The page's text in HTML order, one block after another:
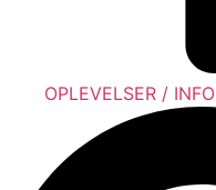
OPLEVELSER / INFO